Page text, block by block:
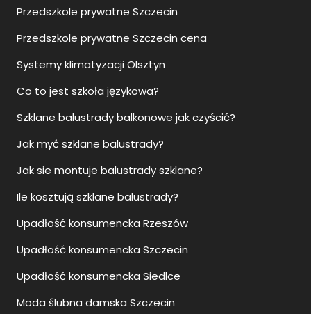
Przedszkole prywatne Szczecin
Przedszkole prywatne Szczecin cena
Systemy klimatyzacji Olsztyn
Co to jest szkoła językowa?
Szklane balustrady balkonowe jak czyścić?
Jak myć szklane balustrady?
Jak sie montuje balustrady szklane?
Ile kosztują szklane balustrady?
Upadłość konsumencka Rzeszów
Upadłość konsumencka Szczecin
Upadłość konsumencka Siedlce
Moda ślubna damska Szczecin